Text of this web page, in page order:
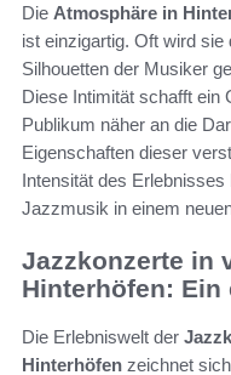
Die Atmosphäre in
ist einzigartig. Oft wird
Silhouetten der Musiker
Diese Intimität schafft ein
Publikum näher an die
Eigenschaften dieser
Intensität des
Jazzmusik in einem
Jazzkonzerte in
Hinterhöfen:
Die Erlebniswelt der
Hinterhöfen zeichnet